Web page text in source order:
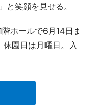
と笑顔を見せる。
ホールで6月14日ま
園日は月曜日。入